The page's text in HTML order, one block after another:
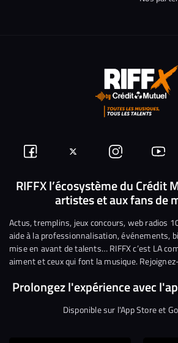
Suivez-
nous
Facebook
Suivez-
nous
sur
Twitter
Nous
rejoindre
sur
Instagram
Nous
sur
RIFFX l’écosystème du Crédit
artistes et aux fans de
Actus, tremplins, jeux concours, web radios
aide à la professionnalisation, événements,
mise en avant de talents… RIFFX c’est LA
aiment et ceux qui font la musique.
Prolongez l'expérience avec
Disponible sur l'App Store et